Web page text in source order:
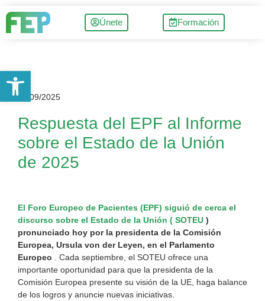
Únete Formación
15/09/2025
Respuesta del EPF al Informe
sobre el Estado de la Unión
de 2025
El Foro Europeo de Pacientes (EPF) siguió de cerca el
discurso sobre el Estado de la Unión ( SOTEU )
pronunciado hoy por la presidenta de la Comisión
Europea, Ursula von der Leyen, en el Parlamento
Europeo . Cada septiembre, el SOTEU ofrece una
importante oportunidad para que la presidenta de la
Comisión Europea presente su visión de la UE, haga balance
de los logros y anuncie nuevas iniciativas.
Abrir barra de herramientas